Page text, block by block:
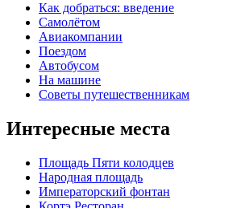
Как добраться: введение
Самолётом
Авиакомпании
Поездом
Автобусом
На машине
Советы путешественникам
Интересные места
Площадь Пяти колодцев
Народная площадь
Императорский фонтан